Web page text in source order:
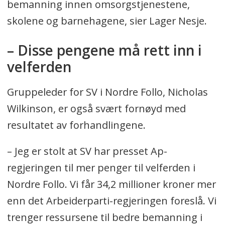
bemanning innen omsorgstjenestene,
skolene og barnehagene, sier Lager Nesje.
– Disse pengene må rett inn i
velferden
Gruppeleder for SV i Nordre Follo, Nicholas
Wilkinson, er også svært fornøyd med
resultatet av forhandlingene.
– Jeg er stolt at SV har presset Ap-
regjeringen til mer penger til velferden i
Nordre Follo. Vi får 34,2 millioner kroner mer
enn det Arbeiderparti-regjeringen foreslå. Vi
trenger ressursene til bedre bemanning i